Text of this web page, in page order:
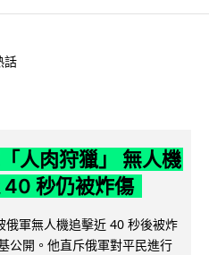
話
人肉狩獵」 無人機
40 秒仍被炸傷
軍無人機追擊近 40 秒後被炸
公開。他直斥俄軍對平民進行